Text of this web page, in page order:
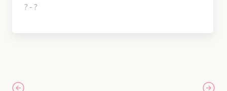
? - ?